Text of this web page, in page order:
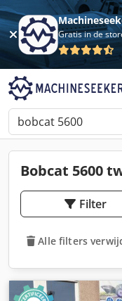
Gratis in de
Bobcat 5600
Filter
Alle filters